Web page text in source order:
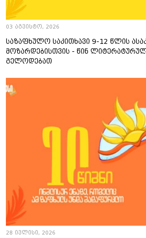
03 აგვისტო, 2026
საზაფხულო საკითხავი 9-12 წლის
მოზარდებისთვის - წინ
გელოდებათ
28 ივლისი, 2026